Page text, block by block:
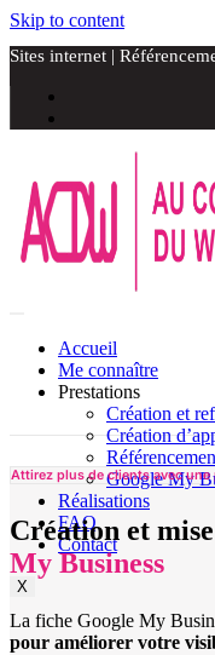
Skip to content
Sites internet |
Accueil
Me connaître
Prestations
Création et
Création
Google My
Réalisations
FAQ
Contact
X
Attirez plus de clients avec une
Création et
My Business
La fiche Google My
pour améliorer votre